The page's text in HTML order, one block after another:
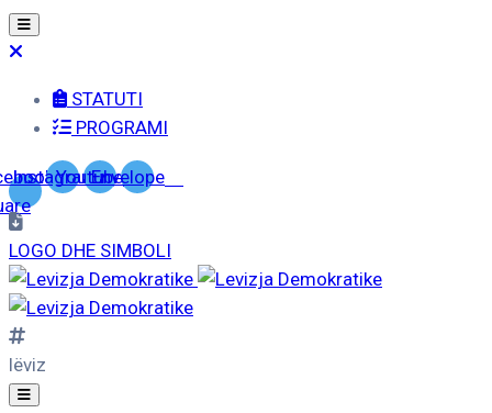
STATUTI
PROGRAMI
Instagram
YoutubeEnvelope
LOGO DHE SIMBOLI
lëviz